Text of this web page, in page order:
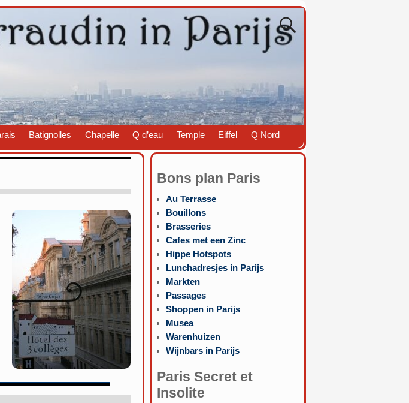
Batignolles Chapelle Q d’eau Temple Eiffel Q Nord
Bons plan Paris
Au Terrasse
Bouillons
Brasseries
Cafes met een Zinc
Hippe Hotspots
Lunchadresjes in Parijs
Markten
Passages
Shoppen in Parijs
Musea
Warenhuizen
Wijnbars in Parijs
Paris Secret et
Insolite